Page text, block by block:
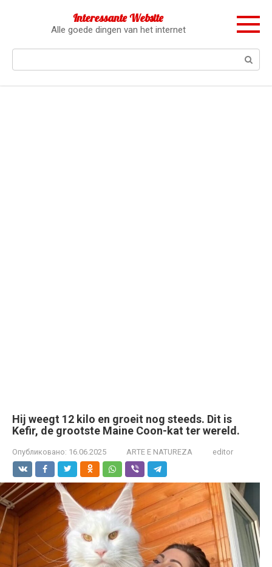
Interessante Website
Alle goede dingen van het internet
Hij weegt 12 kilo en groeit nog steeds. Dit is
Kefir, de grootste Maine Coon-kat ter wereld.
Опубликовано: 16.06.2025 ARTE E NATUREZA editor